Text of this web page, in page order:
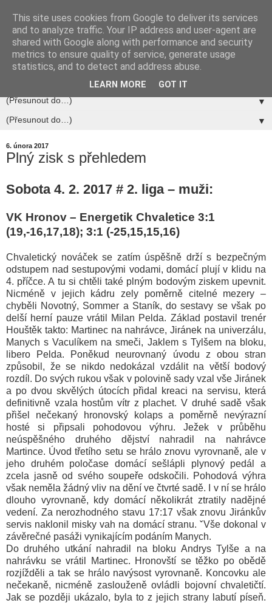
▼
▼
6. února 2017
Plný zisk s přehledem
Sobota 4. 2. 2017 # 2. liga – muži:
VK Hronov – Energetik Chvaletice 3:1
(19,-16,17,18); 3:1 (-25,15,15,16)
Chvaletický nováček se zatím úspěšně drží s bezpečným
odstupem nad sestupovými vodami, domácí plují v klidu na
4. příčce. A tu si chtěli také plným bodovým ziskem upevnit.
Nicméně v jejich kádru zely poměrně citelné mezery –
chyběli Novotný, Sommer a Staník, do sestavy se však po
delší herní pauze vrátil Milan Pelda. Základ postavil trenér
Houštěk takto: Martinec na nahrávce, Jiránek na univerzálu,
Manych s Vaculíkem na smeči, Jaklem s Tylšem na bloku,
libero Pelda. Poněkud neurovnaný úvodu z obou stran
způsobil, že se nikdo nedokázal vzdálit na větší bodový
rozdíl. Do svých rukou však v polovině sady vzal vše Jiránek
a po dvou skvělých útocích přidal kreaci na servisu, která
definitivně vzala hostům vítr z plachet. V druhé sadě však
přišel nečekaný hronovský kolaps a poměrně nevýrazní
hosté si připsali pohodovou výhru. Ježek v průběhu
neúspěšného druhého dějství nahradil na nahrávce
Martince. Úvod třetího setu se hrálo znovu vyrovnaně, ale v
jeho druhém poločase domácí sešlápli plynový pedál a
zcela jasně od svého soupeře odskočili. Pohodová výhra
však neměla žádný vliv na dění ve čtvrté sadě. I v ní se hrálo
dlouho vyrovnaně, kdy domácí několikrát ztratily nadějné
vedení. Za nerozhodného stavu 17:17 však znovu Jiránkův
servis naklonil misky vah na domácí stranu. ˇVše dokonal v
závěrečné pasáži vynikajícím podáním Manych.
Do druhého utkání nahradil na bloku Andrys Tylše a na
nahrávku se vrátil Martinec. Hronovští se těžko po obědě
rozjížděli a tak se hrálo navýsost vyrovnaně. Koncovku ale
nečekaně, nicméně zaslouženě ovládli bojovní chvaletičtí.
Jak se později ukázalo, byla to z jejich strany labutí píseň.
This site uses cookies from Google to deliver its services
and to analyze traffic. Your IP address and user-agent are
shared with Google along with performance and security
metrics to ensure quality of service, generate usage
statistics, and to detect and address abuse.
LEARN MORE GOT IT